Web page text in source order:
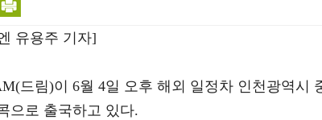
유용주 기자]
드림)이 6월 4일 오후 해외 일정차 인천광역시
으로 출국하고 있다.